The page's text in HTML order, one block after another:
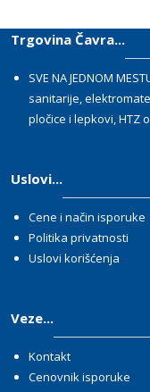
Trgovina Čavra...
SVE NA JEDNOM
sanitarije,
pločice i lepkovi, HTZ
Uslovi...
Cene i način isporuke
Politika privatnosti
Uslovi korišćenja
Veze...
Kontakt
Cenovnik isporuke